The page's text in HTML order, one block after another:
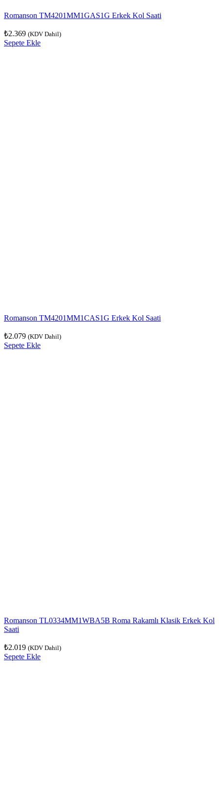
Romanson TM4201MM1GAS1G Erkek Kol Saati
₺2.369 (KDV Dahil)
Sepete Ekle
Romanson TM4201MM1CAS1G Erkek Kol Saati
₺2.079 (KDV Dahil)
Sepete Ekle
Romanson TL0334MM1WBA5B Roma Rakamlı Klasik Erkek Kol
Saati
₺2.019 (KDV Dahil)
Sepete Ekle